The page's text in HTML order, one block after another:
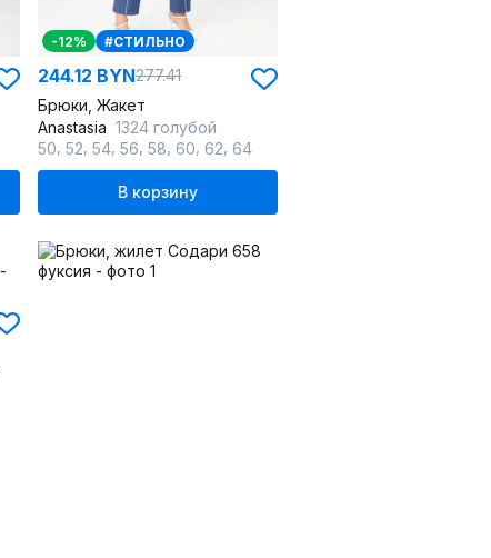
-12% #СТИЛЬНО
244.12 BYN277.41
Брюки, Жакет
Anastasia 1324 голубой
50 52 54 56 58 60 62 64
В корзину